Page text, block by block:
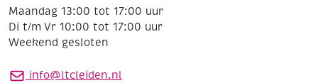
Maandag 13:00 tot 17:00 uur
Di t/m Vr 10:00 tot 17:00 uur
Weekend gesloten
info@ltcleiden.nl